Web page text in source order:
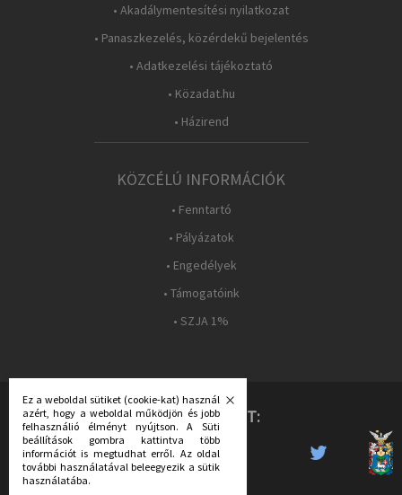
• Akadálymentesítési nyilatkozat
• Panaszkezelés, közérdekű bejelentés
• Adatkezelési tájékoztató
• Közadat.hu
• Házirend
KÖZCÉLÚ INFORMÁCIÓK
• Fenntartó
• Pályázatok
• Engedélyek
• Támogatóink
• SZJA 1%
KÖVESS MINKET:
Ez a weboldal sütiket (cookie-kat) használ
azért, hogy a weboldal működjön és jobb
felhasználió élményt nyújtson. A Süti
beállítások gombra kattintva több
információt is megtudhat erről. Az oldal
további használatával beleegyezik a sütik
használatába.